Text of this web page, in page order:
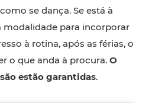
se dança. Se está à
modalidade para incorporar
à rotina, após as férias, o
o que anda à procura. O
estão garantidas.